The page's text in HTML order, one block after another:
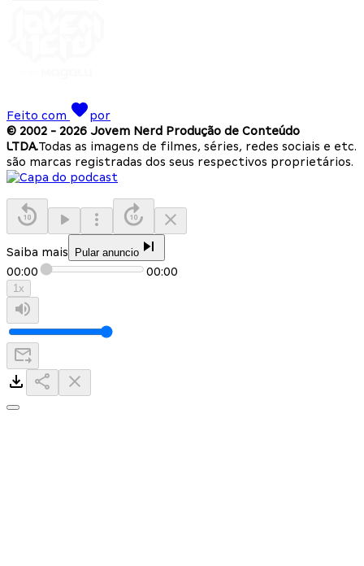
Feito com
por
© 2002 - 2026 Jovem Nerd Produção de Conteúdo
LTDA.Todas as imagens de filmes, séries, redes sociais e etc.
são marcas registradas dos seus respectivos proprietários.
Saiba mais Pular anuncio
00:00 00:00
1x